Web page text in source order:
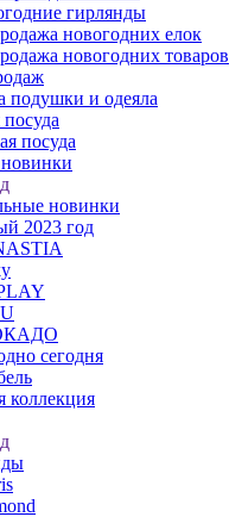
гирлянды
новогодних елок
новогодних товаров
подушки и одеяла
посуда
новинки
2023 год
сегодня
коллекция